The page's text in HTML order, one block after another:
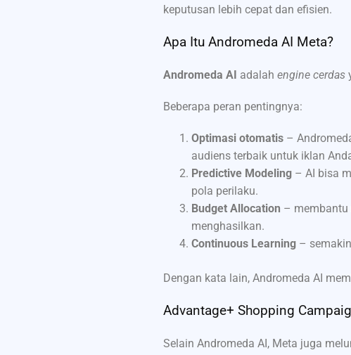
keputusan lebih cepat dan efisien.
Apa Itu Andromeda AI Meta?
Andromeda AI adalah engine cerdas
Beberapa peran pentingnya:
Optimasi otomatis –
audiens terbaik untuk iklan
Predictive Modeling – AI bisa
pola perilaku.
Budget Allocation – membantu
menghasilkan.
Continuous Learning –
Dengan kata lain, Andromeda AI
Advantage+ Shopping
Selain Andromeda AI, Meta juga